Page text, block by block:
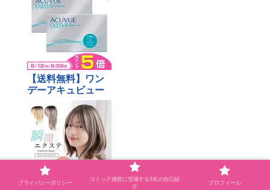
プライバシーポリシー
コミック感想に登場する3名の自己紹
介
プロフィール